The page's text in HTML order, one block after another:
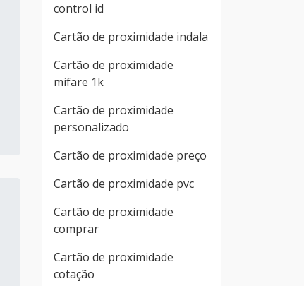
control id
Cartão de proximidade indala
Cartão de proximidade
mifare 1k
Cartão de proximidade
personalizado
Cartão de proximidade preço
Cartão de proximidade pvc
Cartão de proximidade
comprar
Cartão de proximidade
cotação